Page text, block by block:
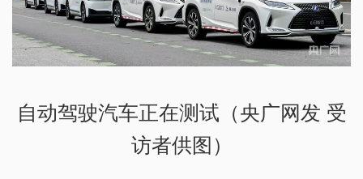
自动驾驶汽车正在测试（央广网发 受
访者供图）